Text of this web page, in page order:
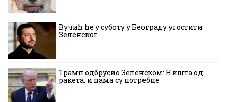
Вучић ће у суботу у Београду угостити
Зеленског
Трамп одбрусио Зеленском: Ништа од
ракета, и нама су потребне